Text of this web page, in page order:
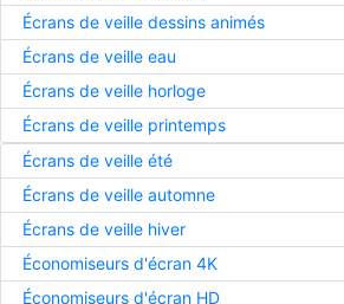
Écrans de veille dessins animés
Écrans de veille eau
Écrans de veille horloge
Écrans de veille printemps
Écrans de veille été
Écrans de veille automne
Écrans de veille hiver
Économiseurs d'écran 4K
Économiseurs d'écran HD